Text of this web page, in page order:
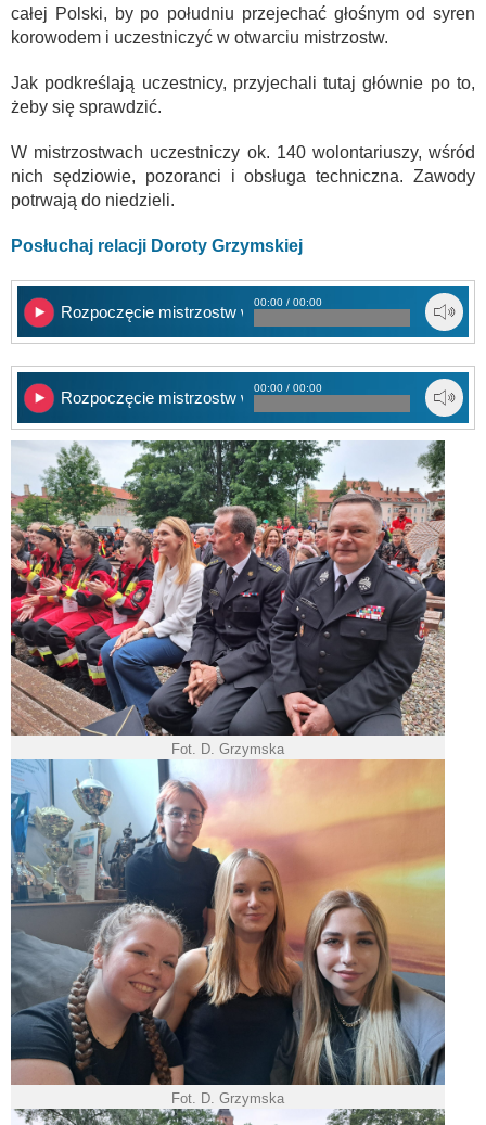
całej Polski, by po południu przejechać głośnym od syren
korowodem i uczestniczyć w otwarciu mistrzostw.
Jak podkreślają uczestnicy, przyjechali tutaj głównie po to,
żeby się sprawdzić.
W mistrzostwach uczestniczy ok. 140 wolontariuszy, wśród
nich sędziowie, pozoranci i obsługa techniczna. Zawody
potrwają do niedzieli.
Posłuchaj relacji Doroty Grzymskiej
Rozpoczęcie mistrzostw w ratownictwie cz. 1
00:00 / 00:00
Rozpoczęcie mistrzostw w ratownictwie cz. 2
00:00 / 00:00
Fot. D. Grzymska
Fot. D. Grzymska